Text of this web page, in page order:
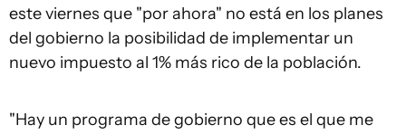
este viernes que "por ahora" no está en los planes
del gobierno la posibilidad de implementar un
nuevo impuesto al 1% más rico de la población.
"Hay un programa de gobierno que es el que me